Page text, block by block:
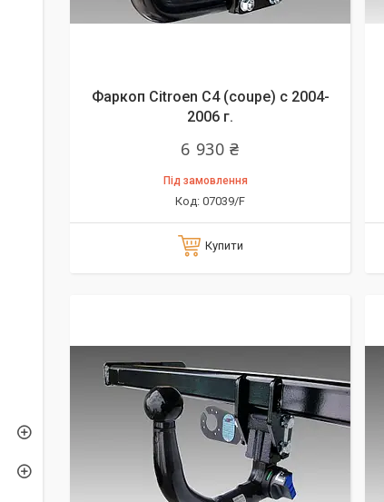
Фаркоп Citroen C4 (coupe) с 2004-
2006 г.
6 930 ₴
Під замовлення
07039/F
Купити